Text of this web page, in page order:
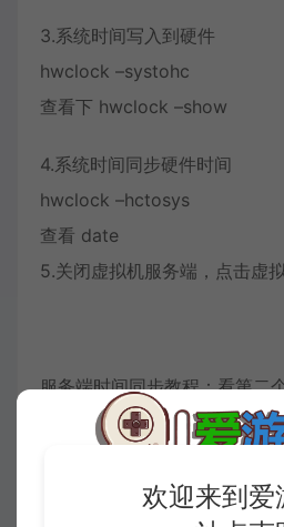
3.系统时间写入到硬件
hwclock –systohc
查看下 hwclock –show
4.系统时间同步硬件时间
hwclock –hctosys
查看 date
5.关闭虚拟机服务端，点击虚
服务端时间同步教程：看第二
https://blog.csdn.net/
收藏 (1)
欢迎来到爱